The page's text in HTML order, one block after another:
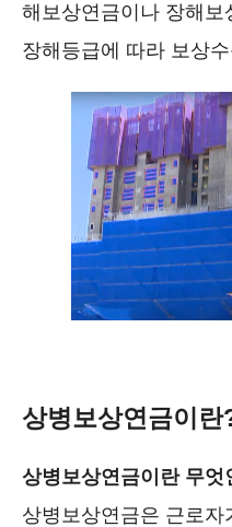
해보상연금이나 장해
장해등급에 따라 보상
상병보상연금이란
상병보상연금이란 무엇
상병보상연금은 근로